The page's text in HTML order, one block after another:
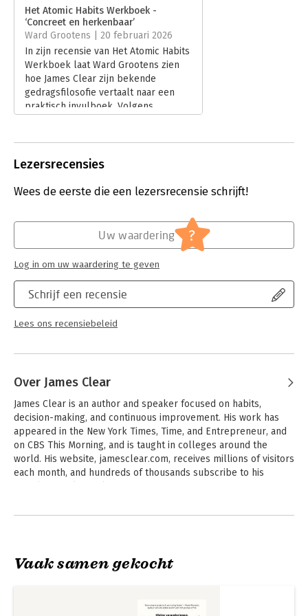
Verschijningsdatum:
9-12-2025
Hoofdrubriek: Persoonlijke effectiviteit
Het Atomic Habits Werkboek -
‘Concreet en herkenbaar’
Ward Grootens | 20 februari 2026
In zijn recensie van Het Atomic Habits
Werkboek laat Ward Grootens zien
hoe James Clear zijn bekende
gedragsfilosofie vertaalt naar een
praktisch invulboek. Volgens
gewoontes systematisch wil
Lees verder
Lezersrecensies
Wees de eerste die een lezersrecensie schrijft!
Schrijf een recensie
Lees ons recensiebeleid
Uw waardering ?
Log in om uw waardering te geven
Over James Clear
James Clear is an author and speaker focused on habits,
decision-making, and continuous improvement. His work has
appeared in the New York Times, Time, and Entrepreneur, and
on CBS This Morning, and is taught in colleges around the
world. His website, jamesclear.com, receives millions of visitors
each month, and hundreds of thousands subscribe to his
He is the creator of The Habits Academy, which is the premier
used by teams in the NFL, NBA, and MLB.
Andere boeken door James Clear
Vaak samen gekocht